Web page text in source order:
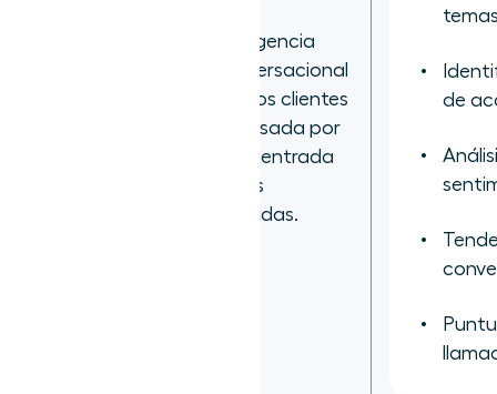
Inteligencia
conversacional
con los clientes
impulsada por
IA y centrada
en las
llamadas.
de